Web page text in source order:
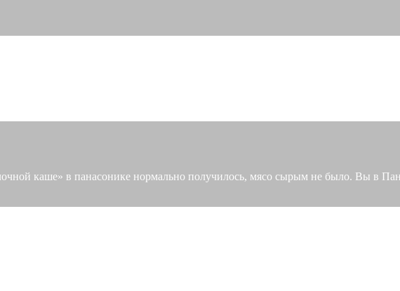
каше» в панасонике нормально получилось, мясо сырым не было. Вы в